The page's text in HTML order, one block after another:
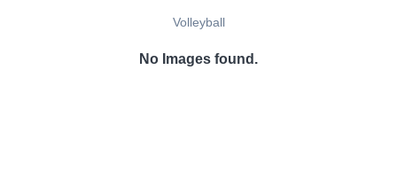
Volleyball
No Images found.